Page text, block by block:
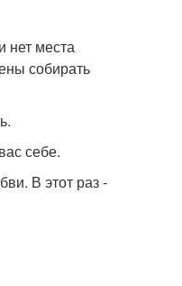
нет места
собирать
себе.
В этот раз -